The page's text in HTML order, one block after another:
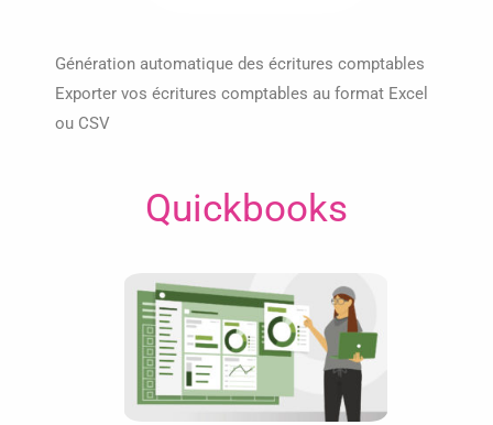
Génération automatique des écritures comptables
Exporter vos écritures comptables au format Excel
ou CSV
Quickbooks